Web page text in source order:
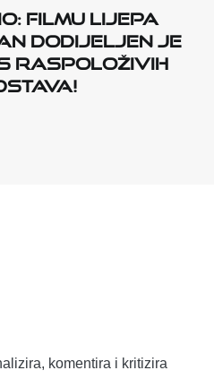
FILMU LIJEPA
DODIJELJEN JE
RASPOLOŽIVIH
komentira i kritizira